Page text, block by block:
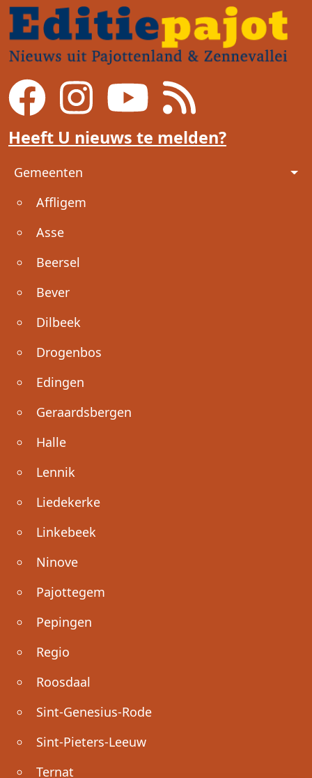
Heeft U nieuws te melden?
Voet
Gemeenten
Affligem
Asse
Beersel
Bever
Dilbeek
Drogenbos
Edingen
Geraardsbergen
Halle
Lennik
Liedekerke
Linkebeek
Ninove
Pajottegem
Pepingen
Regio
Roosdaal
Sint-Genesius-Rode
Sint-Pieters-Leeuw
Ternat